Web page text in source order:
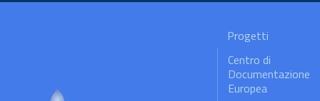
Progetti
Centro di
Documentazione
Europea